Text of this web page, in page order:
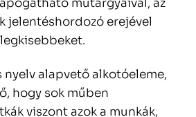
műtárgyaival, az
jelentéshordozó erejével
nyelv alapvető alkotóeleme,
hogy sok műben
viszont azok a munkák,